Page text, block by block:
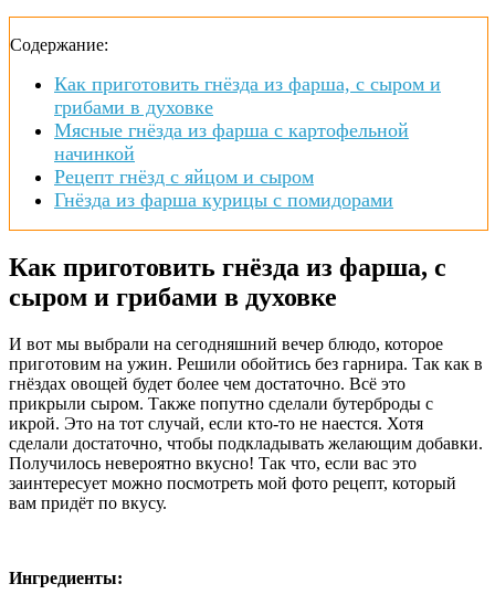
Содержание:
Как приготовить гнёзда из фарша, с сыром и
грибами в духовке
Мясные гнёзда из фарша с картофельной
начинкой
Рецепт гнёзд с яйцом и сыром
Гнёзда из фарша курицы с помидорами
Как приготовить гнёзда из фарша, с
сыром и грибами в духовке
И вот мы выбрали на сегодняшний вечер блюдо, которое
приготовим на ужин. Решили обойтись без гарнира. Так как в
гнёздах овощей будет более чем достаточно. Всё это
прикрыли сыром. Также попутно сделали бутерброды с
икрой. Это на тот случай, если кто-то не наестся. Хотя
сделали достаточно, чтобы подкладывать желающим добавки.
Получилось невероятно вкусно! Так что, если вас это
заинтересует можно посмотреть мой фото рецепт, который
вам придёт по вкусу.
Ингредиенты: